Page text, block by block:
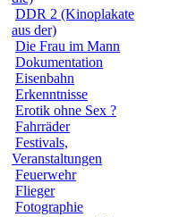
DDR 2 (Kinoplakate
aus der)
Die Frau im Mann
Dokumentation
Eisenbahn
Erkenntnisse
Erotik ohne Sex ?
Fahrräder
Festivals,
Veranstaltungen
Feuerwehr
Flieger
Fotographie